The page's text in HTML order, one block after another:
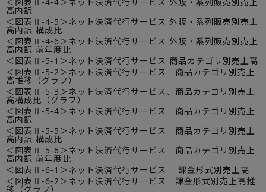
高内訳
＜図表Ⅱ-4-5＞ネット決済代行サービス 外販・系列販売別売上
高内訳 構成比
＜図表Ⅱ-4-6＞ネット決済代行サービス 外販・系列販売別売上
高内訳 前年度比
＜図表Ⅱ-5-1＞ネット決済代行サービス 商品カテゴリ別売上高
＜図表Ⅱ-5-2＞ネット決済代行サービス 商品カテゴリ別売上
高推移（グラフ）
＜図表Ⅱ-5-3＞ネット決済代行サービス、商品カテゴリ別売上
高構成比（グラフ）
＜図表Ⅱ-5-4＞ネット決済代行サービス 商品カテゴリ別売上
高内訳
＜図表Ⅱ-5-5＞ネット決済代行サービス 商品カテゴリ別売上
高内訳 構成比
＜図表Ⅱ-5-6＞ネット決済代行サービス 商品カテゴリ別売上
高内訳 前年度比
＜図表Ⅱ-6-1＞ネット決済代行サービス 課金形式別売上高
＜図表Ⅱ-6-2＞ネット決済代行サービス 課金形式別売上高推
移（グラフ）